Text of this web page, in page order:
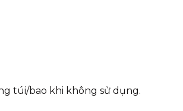
túi/bao khi không sử dụng.